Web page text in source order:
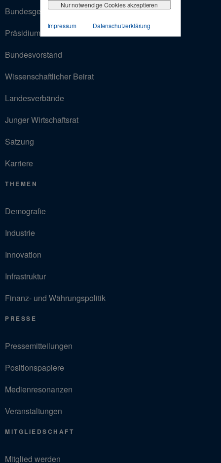
Nur notwendige Cookies akzeptieren
Impressum Datenschutzerklärung
Bundesgeschäftsstelle
Präsidium
Bundesvorstand
Wissenschaftlicher Beirat
Landesverbände
Junger Wirtschaftsrat
Satzung
Karriere
THEMEN
Demografie
Industrie
Innovation
Infrastruktur
Finanz- und Währungspolitik
PRESSE
Pressemitteilungen
Positionspapiere
Medienresonanzen
Veranstaltungen
MITGLIEDSCHAFT
Mitglied werden